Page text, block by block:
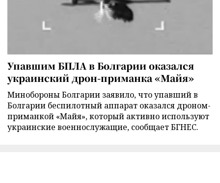
Упавшим БПЛА в Болгарии оказался
украинский дрон-приманка «Майя»
Минобороны Болгарии заявило, что упавший в
Болгарии беспилотный аппарат оказался дроном-
приманкой «Майя», который активно используют
украинские военнослужащие, сообщает БГНЕС.